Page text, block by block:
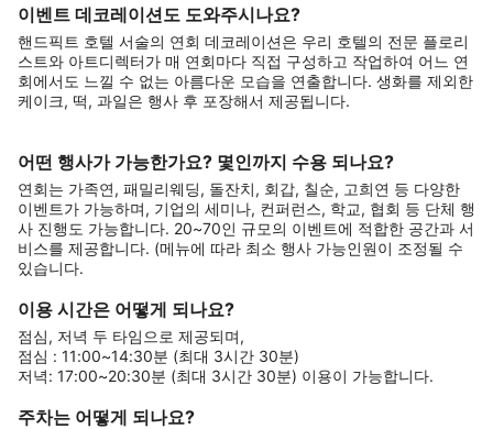
이벤트 데코레이션도 도와주시나요?
핸드픽트 호텔 서술의 연회 데코레이션은 우리 호텔의 전문 플로리
스트와 아트디렉터가 매 연회마다 직접 구성하고 작업하여 어느 연
회에서도 느낄 수 없는 아름다운 모습을 연출합니다. 생화를 제외한
케이크, 떡, 과일은 행사 후 포장해서 제공됩니다.
어떤 행사가 가능한가요? 몇인까지 수용 되나요?
연회는 가족연, 패밀리웨딩, 돌잔치, 회갑, 칠순, 고희연 등 다양한
이벤트가 가능하며, 기업의 세미나, 컨퍼런스, 학교, 협회 등 단체 행
사 진행도 가능합니다. 20~70인 규모의 이벤트에 적합한 공간과 서
비스를 제공합니다. (메뉴에 따라 최소 행사 가능인원이 조정될 수
있습니다.
이용 시간은 어떻게 되나요?
점심, 저녁 두 타임으로 제공되며,
점심 : 11:00~14:30분 (최대 3시간 30분)
저녁: 17:00~20:30분 (최대 3시간 30분) 이용이 가능합니다.
주차는 어떻게 되나요?